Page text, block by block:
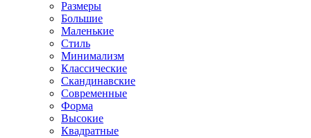
Размеры
Большие
Маленькие
Стиль
Минимализм
Классические
Скандинавские
Современные
Форма
Высокие
Квадратные